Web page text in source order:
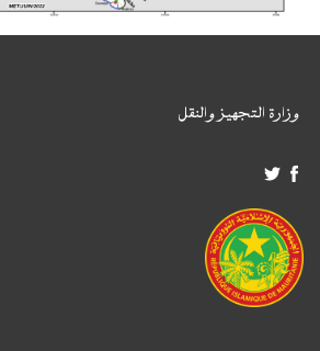
وزارة التجهيز والنقل